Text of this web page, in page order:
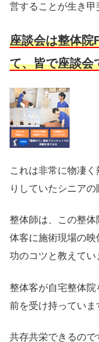
営することが生き甲
座談会は整体院
て、皆で座談会
これは非常に物凄
りしていたシニアの
整体師は、この整
体客に施術現場の
功のコツと教えてい
整体客が自宅整体
前を受け持っていま
共存共栄できるので